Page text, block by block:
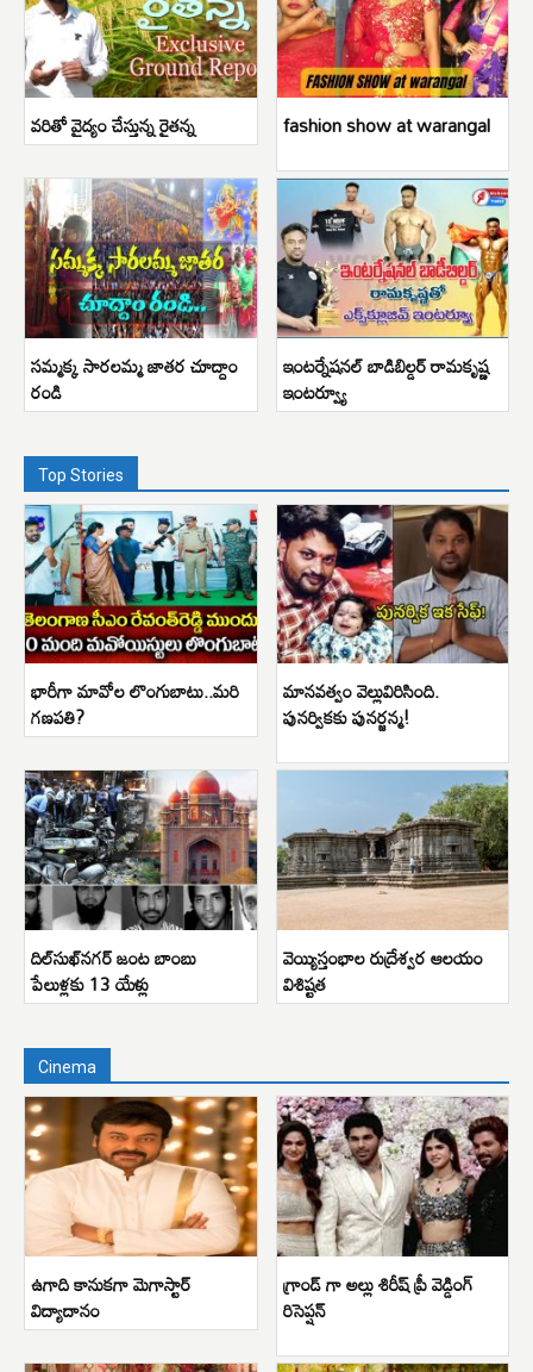
వరితో వైద్యం చేస్తున్న రైతన్న fashion show at warangal
సమ్మక్క సారలమ్మ జాతర చూద్దాం
రండి
ఇంటర్నేషనల్ బాడిబిల్డర్ రామకృష్ణ
ఇంటర్వ్యూ
Top Stories
భారీగా మావోల లొంగుబాటు..మరి
గణపతి?
మానవత్వం వెల్లువిరిసింది.
పునర్వికకు పునర్జన్మ!
దిల్‌సుఖ్‌నగర్ జంట బాంబు
పేలుళ్లకు 13 యేళ్లు
వెయ్యిస్తంభాల రుద్రేశ్వర ఆలయం
విశిష్టత
Cinema
ఉగాది కానుకగా మెగాస్టార్
విద్యాదానం
గ్రాండ్ గా అల్లు శిరీష్ ప్రీ వెడ్డింగ్
రిసెప్షన్